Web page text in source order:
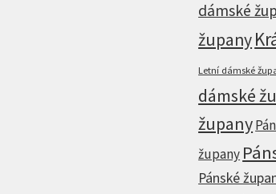
dámské
župany
Letní dámské
dámské
župany
župany
Pánské